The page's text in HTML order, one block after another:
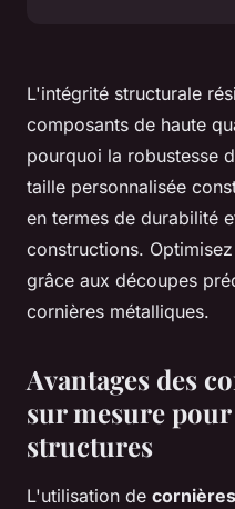
L'intégrité structurale
composants de haute
pourquoi la robustesse
taille personnalisée
en termes de durabilité
constructions.
grâce aux découpes
cornières métalliques.
Avantages des
sur mesure
structures
L'utilisation de